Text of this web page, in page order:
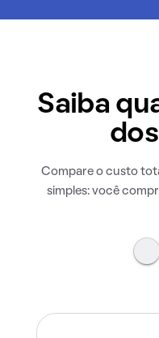
Saiba
Compare o custo
simples: você